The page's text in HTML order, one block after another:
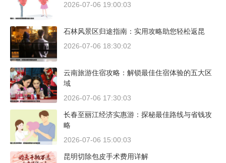
2026-07-06 19:00:03
石林风景区归途指南：实用攻略助您轻松返昆
2026-07-06 18:30:02
云南旅游住宿攻略：解锁最佳住宿体验的五大区
域
2026-07-06 17:30:03
长春至丽江经济实惠游：探秘最佳路线与省钱攻
略
2026-07-06 15:00:03
昆明切除包皮手术费用详解